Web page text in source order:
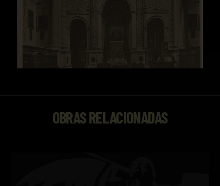
OBRAS RELACIONADAS